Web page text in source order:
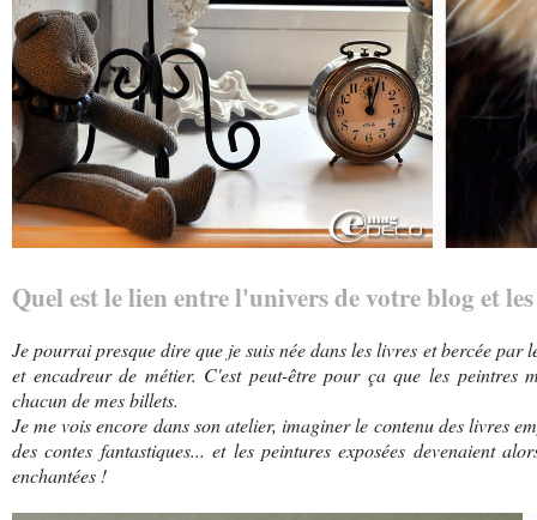
Quel est le lien entre l'univers de votre blog et
Je pourrai presque dire que je suis née dans les livres et bercée
et encadreur de métier. C'est peut-être pour ça que les
chacun de mes billets.
Je me vois encore dans son atelier, imaginer le contenu des livres
des contes fantastiques... et les peintures exposées devenaient
enchantées !